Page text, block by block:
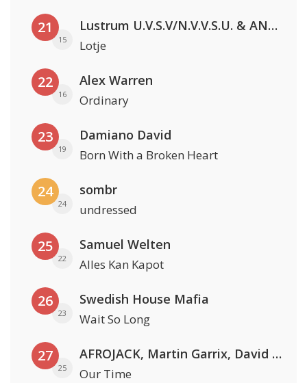
21
15
Lustrum U.V.S.V/N.V.V.S.U. & ANNO ONS & Jopke van Dobbenburgh & Roeland Beelen
Lotje
22
16
Alex Warren
Ordinary
23
19
Damiano David
Born With a Broken Heart
24
24
sombr
undressed
25
22
Samuel Welten
Alles Kan Kapot
26
23
Swedish House Mafia
Wait So Long
27
25
AFROJACK, Martin Garrix, David Guetta & Amél
Our Time